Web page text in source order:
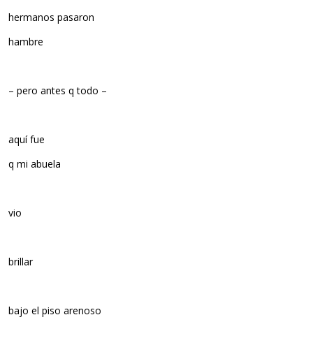
hermanos pasaron
hambre
– pero antes q todo –
aquí fue
q mi abuela
vio
brillar
bajo el piso arenoso